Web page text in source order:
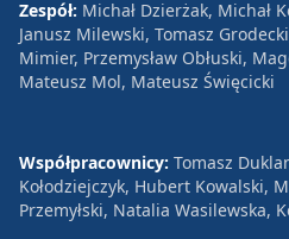
Zespół: Michał Dzierżak, Michał
Janusz Milewski, Tomasz
Mimier, Przemysław Obłuski,
Mateusz Mol, Mateusz Święcicki
Współpracownicy: Tomasz
Kołodziejczyk, Hubert Kowalski,
Przemyłski, Natalia Wasilewska,